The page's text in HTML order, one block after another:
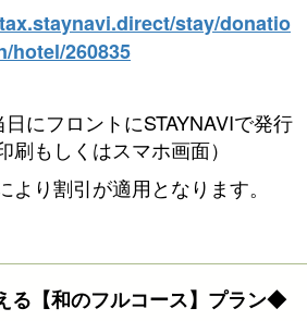
stay/donatio
hotel/260835
にフロントにSTAYNAVIで発行
刷もしくはスマホ画面）
より割引が適用となります。
る【和のフルコース】プラン◆